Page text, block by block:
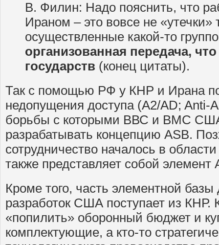
В. Филин: Надо пояснить, что
Ираном – это вовсе не «утечки»
осуществленные какой-то
организованная передача,
государств (конец цитаты).
Так с помощью РФ у КНР и Ирана
недопущения доступа (A2/AD; Anti-
борьбы с которыми ВВС и ВМС
разрабатывать концепцию ASB.
сотрудничество началось в
также представляет собой элемент
Кроме того, часть элементной базы
разработок США поступает из КНР.
«попилить» оборонный бюджет и
комплектующие, а кто-то